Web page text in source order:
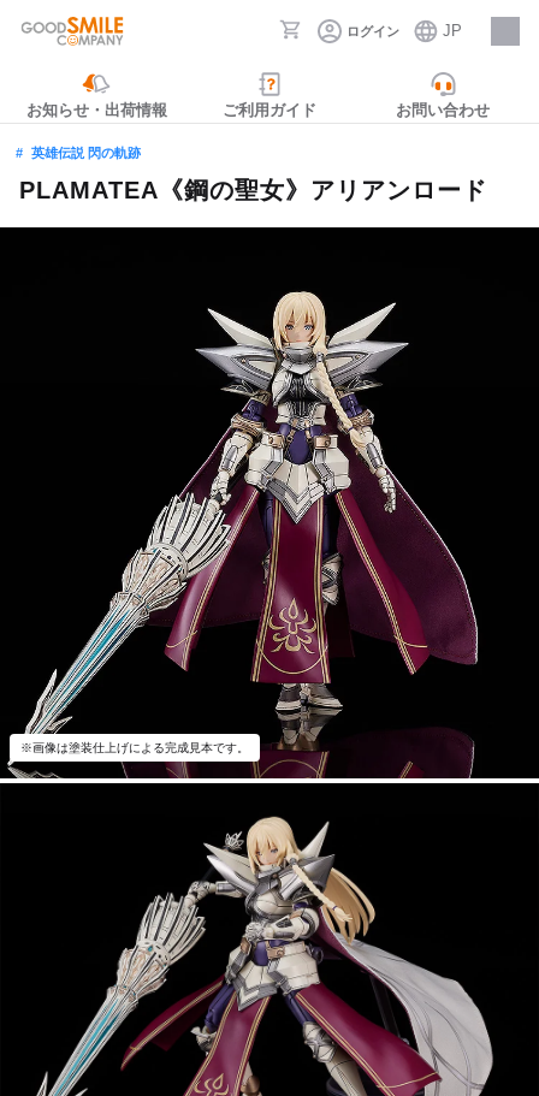
ログイン JP
採用情報
お知らせ・出荷情報 ご利用ガイド お問い合わせ
英雄伝説 閃の軌跡
PLAMATEA《鋼の聖女》アリアンロード
※画像は塗装仕上げによる完成見本です。